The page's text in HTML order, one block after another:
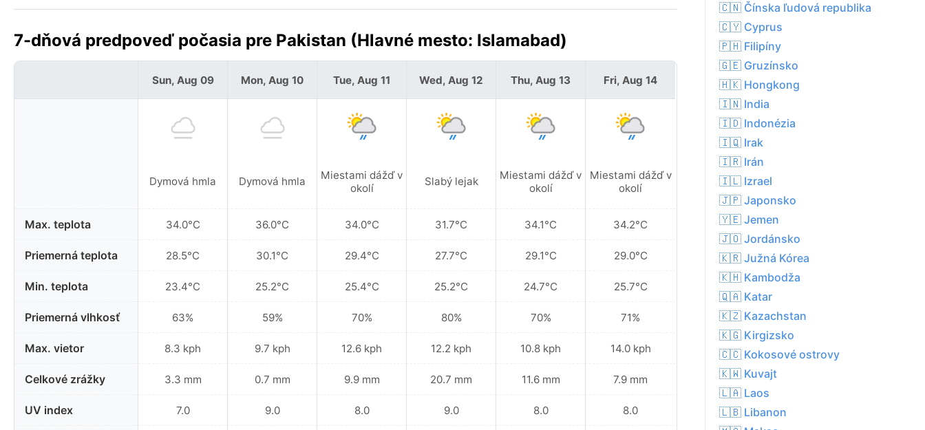
7-dňová predpoveď počasia pre Pakistan (Hlavné mesto: Islamabad)
Max. teplota
Priemerná teplota
Min. teplota
Priemerná vlhkosť
Max. vietor
Celkové zrážky
UV index
Sun, Aug 09
Dymová hmla
34.0°C
28.5°C
23.4°C
63%
8.3 kph
3.3 mm
7.0
Mon, Aug 10
Dymová hmla
36.0°C
30.1°C
25.2°C
59%
9.7 kph
0.7 mm
9.0
Tue, Aug 11
Miestami dážď v
okolí
34.0°C
29.4°C
25.4°C
70%
12.6 kph
9.9 mm
8.0
Wed, Aug 12
Slabý lejak
31.7°C
27.7°C
25.2°C
80%
12.2 kph
20.7 mm
9.0
Thu, Aug 13
Miestami dážď v
okolí
34.1°C
29.1°C
24.7°C
70%
10.8 kph
11.6 mm
8.0
Fri, Aug 14
Miestami dážď v
okolí
34.2°C
29.0°C
25.7°C
71%
14.0 kph
7.9 mm
8.0
🇨🇳 Čínska ľudová republika
🇨🇾 Cyprus
🇵🇭 Filipíny
🇬🇪 Gruzínsko
🇭🇰 Hongkong
🇮🇳 India
🇮🇩 Indonézia
🇮🇶 Irak
🇮🇷 Irán
🇮🇱 Izrael
🇯🇵 Japonsko
🇾🇪 Jemen
🇯🇴 Jordánsko
🇰🇷 Južná Kórea
🇰🇭 Kambodža
🇶🇦 Katar
🇰🇿 Kazachstan
🇰🇬 Kirgizsko
🇨🇨 Kokosové ostrovy
🇰🇼 Kuvajt
🇱🇦 Laos
🇱🇧 Libanon